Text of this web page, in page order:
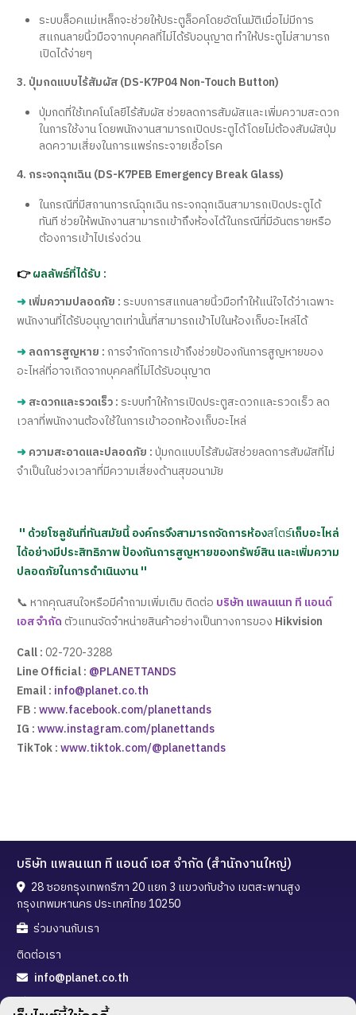
ระบบล็อคแม่เหล็กจะช่วยให้ประตูล็อคโดยอัตโนมัติเมื่อไม่มีการ
สแกนลายนิ้วมือจากบุคคลที่ไม่ได้รับอนุญาต ทำให้ประตูไม่สามารถ
เปิดได้ง่ายๆ
3. ปุ่มกดแบบไร้สัมผัส (DS-K7P04 Non-Touch Button)
ปุ่มกดที่ใช้เทคโนโลยีไร้สัมผัส ช่วยลดการสัมผัสและเพิ่มความสะดวก
ในการใช้งาน โดยพนักงานสามารถเปิดประตูได้โดยไม่ต้องสัมผัสปุ่ม
ลดความเสี่ยงในการแพร่กระจายเชื้อโรค
4. กระจกฉุกเฉิน (DS-K7PEB Emergency Break Glass)
ในกรณีที่มีสถานการณ์ฉุกเฉิน กระจกฉุกเฉินสามารถเปิดประตูได้
ทันที ช่วยให้พนักงานสามารถเข้าถึงห้องได้ในกรณีที่มีอันตรายหรือ
ต้องการเข้าไปเร่งด่วน
👉ผลลัพธ์ที่ได้รับ :
➜เพิ่มความปลอดภัย :ระบบการสแกนลายนิ้วมือทำให้แน่ใจได้ว่าเฉพาะ
พนักงานที่ได้รับอนุญาตเท่านั้นที่สามารถเข้าไปในห้องเก็บอะไหล่ได้
➜ลดการสูญหาย :การจำกัดการเข้าถึงช่วยป้องกันการสูญหายของ
อะไหล่ที่อาจเกิดจากบุคคลที่ไม่ได้รับอนุญาต
➜สะดวกและรวดเร็ว :ระบบทำให้การเปิดประตูสะดวกและรวดเร็ว ลด
เวลาที่พนักงานต้องใช้ในการเข้าออกห้องเก็บอะไหล่
➜ความสะอาดและปลอดภัย :ปุ่มกดแบบไร้สัมผัสช่วยลดการสัมผัสที่ไม่
จำเป็นในช่วงเวลาที่มีความเสี่ยงด้านสุขอนามัย
'' ด้วยโซลูชันที่ทันสมัยนี้ องค์กรจึงสามารถจัดการห้องสโตร์เก็บอะไหล่
ได้อย่างมีประสิทธิภาพ ป้องกันการสูญหายของทรัพย์สิน และเพิ่มความ
ปลอดภัยในการดำเนินงาน ''
📞 หากคุณสนใจหรือมีคำถามเพิ่มเติม ติดต่อ บริษัท แพลนเนท ที แอนด์
เอส จำกัด ตัวแทนจัดจำหน่ายสินค้าอย่างเป็นทางการของ Hikvision
Call :02-720-3288
Line Official : @PLANETTANDS
Email : info@planet.co.th
FB :www.facebook.com/planettands
IG :www.instagram.com/planettands
TikTok :www.tiktok.com/@planettands
บริษัท แพลนเนท ที แอนด์ เอส จำกัด (สำนักงานใหญ่)
28 ซอยกรุงเทพกรีฑา 20 แยก 3 แขวงทับช้าง เขตสะพานสูง
กรุงเทพมหานคร ประเทศไทย 10250
ร่วมงานกับเรา
ติดต่อเรา
info@planet.co.th
02-720-3288